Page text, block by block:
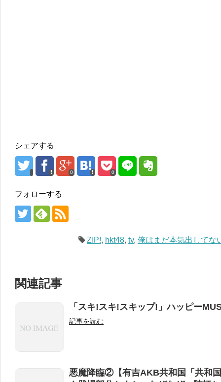
シェアする
0 0
フォローする
ZIP!, hkt48,tv,俺はまだ本気出してな
関連記事
「スキ!スキ!スキップ!」ハッピー
記事を読む
悪魔降臨②【有吉AKB共和国「共和